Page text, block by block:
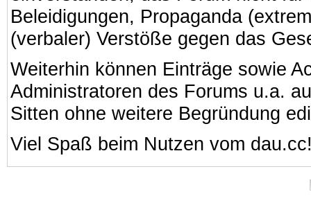
Beleidigungen, Propaganda
(verbaler) Verstöße gegen das
Weiterhin können Einträge sowie
Administratoren des Forums u.a.
Sitten ohne weitere Begründung
Viel Spaß beim Nutzen vom